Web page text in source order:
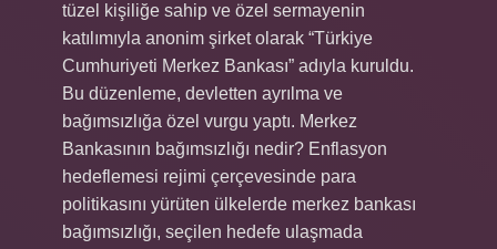
tüzel kişiliğe sahip ve özel sermayenin
katılımıyla anonim şirket olarak “Türkiye
Cumhuriyeti Merkez Bankası” adıyla kuruldu.
Bu düzenleme, devletten ayrılma ve
bağımsızlığa özel vurgu yaptı. Merkez
Bankasının bağımsızlığı nedir? Enflasyon
hedeflemesi rejimi çerçevesinde para
politikasını yürüten ülkelerde merkez bankası
bağımsızlığı, seçilen hedefe ulaşmada